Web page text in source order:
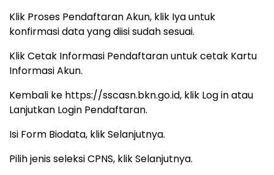
Klik Proses Pendaftaran Akun, klik Iya untuk
konfirmasi data yang diisi sudah sesuai.
Klik Cetak Informasi Pendaftaran untuk cetak Kartu
Informasi Akun.
Kembali ke https://sscasn.bkn.go.id, klik Log in atau
Lanjutkan Login Pendaftaran.
Isi Form Biodata, klik Selanjutnya.
Pilih jenis seleksi CPNS, klik Selanjutnya.